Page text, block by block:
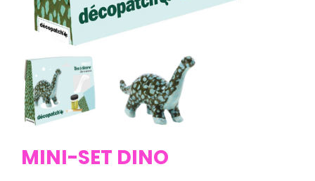
MINI-SET DINO